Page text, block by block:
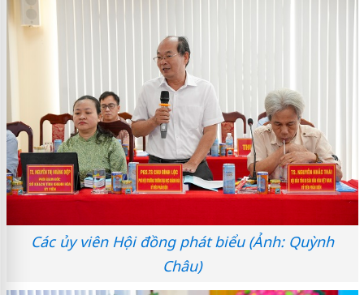
Các ủy viên Hội đồng phát biểu (Ảnh: Quỳnh
Châu)